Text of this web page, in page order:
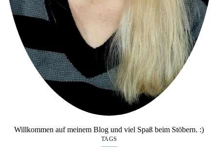
Willkommen auf meinem Blog und viel Spaß beim Stöbern. :)
TAGS